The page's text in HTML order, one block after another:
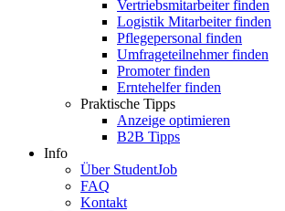
Vertriebsmitarbeiter finden
Logistik Mitarbeiter finden
Pflegepersonal finden
Umfrageteilnehmer finden
Promoter finden
Erntehelfer finden
Praktische Tipps
Anzeige optimieren
B2B Tipps
Info
Über StudentJob
FAQ
Kontakt